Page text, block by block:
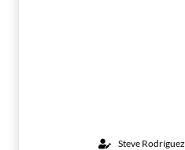
Steve Rodríguez